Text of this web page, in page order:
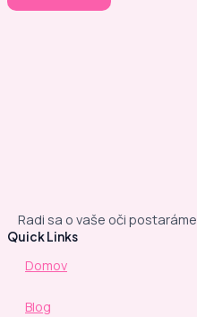
Radi sa o vaše oči postaráme
Quick Links
Domov
Blog